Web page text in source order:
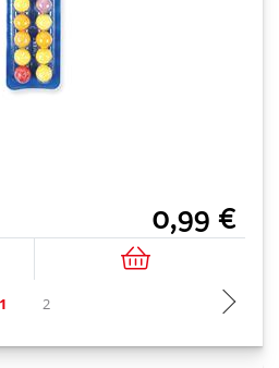
0,99 €